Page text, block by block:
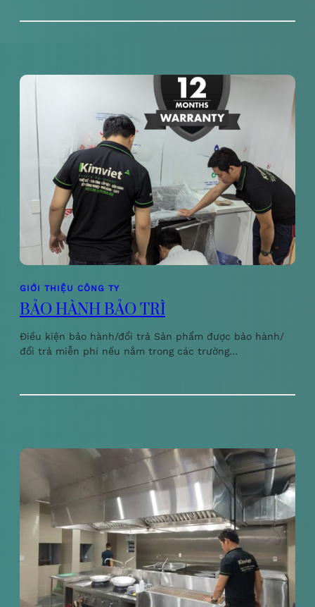
GIỚI THIỆU CÔNG TY
BẢO HÀNH BẢO TRÌ
Điều kiện bảo hành/đổi trả Sản phẩm được bảo hành/
đổi trả miễn phí nếu nằm trong các trường…